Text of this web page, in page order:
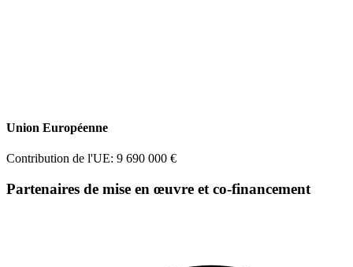
Union Européenne
Contribution de l'UE: 9 690 000 €
Partenaires de mise en œuvre et co-financement